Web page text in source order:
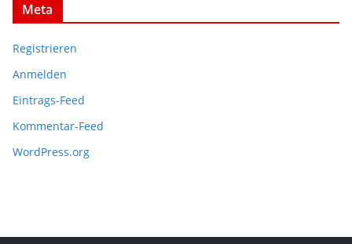
Meta
Registrieren
Anmelden
Eintrags-Feed
Kommentar-Feed
WordPress.org